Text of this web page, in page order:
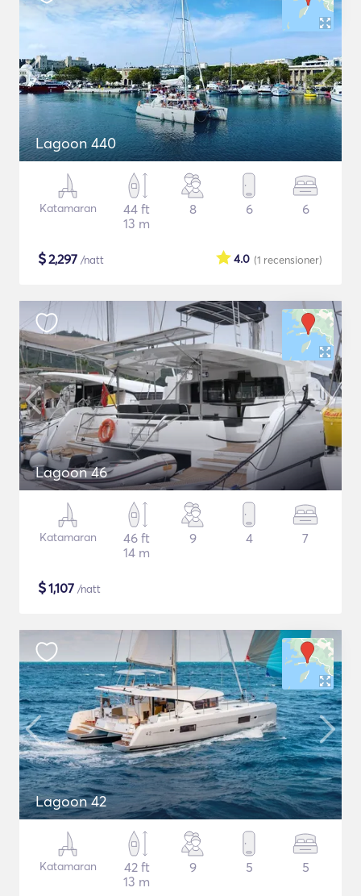
Lagoon 440
Katamaran
44 ft
13 m
8 6 6
$2,297 /natt (1 recensioner)
4.0
Lagoon 46
Katamaran
46 ft
14 m
9 4 7
$1,107 /natt
Lagoon 42
Katamaran
42 ft
13 m
9 5 5